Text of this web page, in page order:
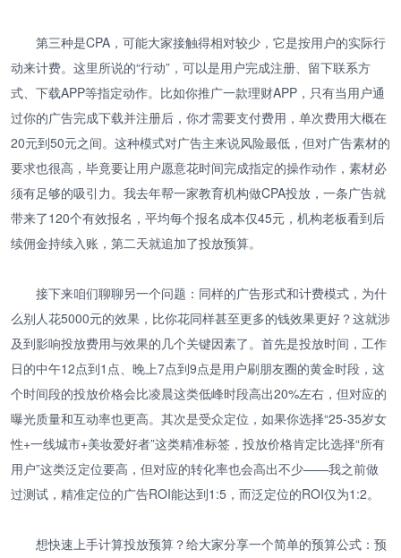
第三种是CPA，可能大家接触得相对较少，它是按用户的实际行
动来计费。这里所说的“行动”，可以是用户完成注册、留下联系方
式、下载APP等指定动作。比如你推广一款理财APP，只有当用户通
过你的广告完成下载并注册后，你才需要支付费用，单次费用大概在
20元到50元之间。这种模式对广告主来说风险最低，但对广告素材的
要求也很高，毕竟要让用户愿意花时间完成指定的操作动作，素材必
须有足够的吸引力。我去年帮一家教育机构做CPA投放，一条广告就
带来了120个有效报名，平均每个报名成本仅45元，机构老板看到后
续佣金持续入账，第二天就追加了投放预算。
接下来咱们聊聊另一个问题：同样的广告形式和计费模式，为什
么别人花5000元的效果，比你花同样甚至更多的钱效果更好？这就涉
及到影响投放费用与效果的几个关键因素了。首先是投放时间，工作
日的中午12点到1点、晚上7点到9点是用户刷朋友圈的黄金时段，这
个时间段的投放价格会比凌晨这类低峰时段高出20%左右，但对应的
曝光质量和互动率也更高。其次是受众定位，如果你选择“25-35岁女
性+一线城市+美妆爱好者”这类精准标签，投放价格肯定比选择“所有
用户”这类泛定位要高，但对应的转化率也会高出不少——我之前做
过测试，精准定位的广告ROI能达到1:5，而泛定位的ROI仅为1:2。
想快速上手计算投放预算？给大家分享一个简单的预算公式：预